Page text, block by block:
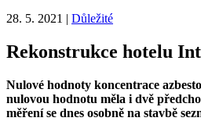
28. 5. 2021 | Důležité
Rekonstrukce hotelu
Nulové hodnoty koncentrace
nulovou hodnotu měla i dvě
měření se dnes osobně na stavbě